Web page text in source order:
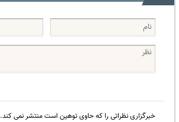
خبرگزاری نظراتی را که حاوی توهین است منتشر نمی کند.